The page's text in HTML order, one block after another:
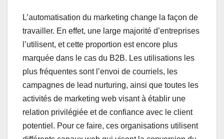
L’automatisation du marketing change la façon de
travailler. En effet, une large majorité d’entreprises
l’utilisent, et cette proportion est encore plus
marquée dans le cas du B2B. Les utilisations les
plus fréquentes sont l’envoi de courriels, les
campagnes de lead nurturing, ainsi que toutes les
activités de marketing web visant à établir une
relation privilégiée et de confiance avec le client
potentiel. Pour ce faire, ces organisations utilisent